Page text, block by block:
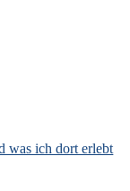
was ich dort erlebt